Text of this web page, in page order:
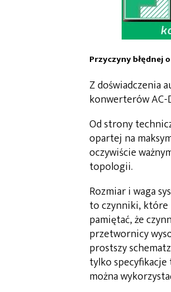
Przyczyny błędnej
Z doświadczenia
konwerterów AC-
Od strony
opartej na
oczywiście
topologii.
Rozmiar i waga
to czynniki, które
pamiętać, że
przetwornicy
prostszy
tylko
można